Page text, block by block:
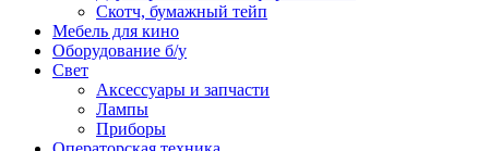
Скотч, бумажный тейп
Мебель для кино
Оборудование б/у
Свет
Аксессуары и запчасти
Лампы
Приборы